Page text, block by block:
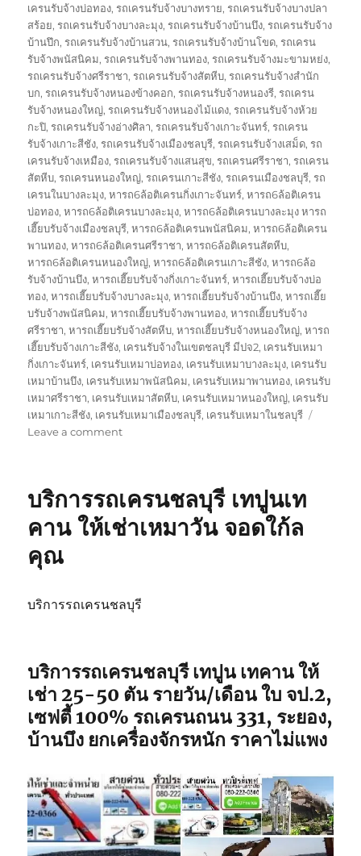
เครนรับจ้างบ่อทอง,รถเครนรับจ้างบางทราย,รถเครนรับจ้างบางปลา
สร้อย,รถเครนรับจ้างบางละมุง,รถเครนรับจ้างบ้านบึง,รถเครนรับจ้าง
บ้านปึก,รถเครนรับจ้างบ้านสวน,รถเครนรับจ้างบ้านโขด,รถเครน
รับจ้างพนัสนิคม,รถเครนรับจ้างพานทอง,รถเครนรับจ้างมะขามหย่ง,
รถเครนรับจ้างศรีราชา,รถเครนรับจ้างสัตหีบ,รถเครนรับจ้างสำนัก
บก,รถเครนรับจ้างหนองข้างคอก,รถเครนรับจ้างหนองรี,รถเครน
รับจ้างหนองใหญ่,รถเครนรับจ้างหนองไม้แดง,รถเครนรับจ้างห้วย
กะปิ,รถเครนรับจ้างอ่างศิลา,รถเครนรับจ้างเกาะจันทร์,รถเครน
รับจ้างเกาะสีชัง,รถเครนรับจ้างเมืองชลบุรี,รถเครนรับจ้างเสม็ด,รถ
เครนรับจ้างเหมือง,รถเครนรับจ้างแสนสุข,รถเครนศรีราชา,รถเครน
สัตหีบ,รถเครนหนองใหญ่,รถเครนเกาะสีชัง,รถเครนเมืองชลบุรี,รถ
เครนในบางละมุง,หารถ6ล้อติเครนกิ่งเกาะจันทร์,หารถ6ล้อติเครน
บ่อทอง,หารถ6ล้อติเครนบางละมุง,หารถ6ล้อติเครนบางละมุง หารถ
เฮี๊ยบรับจ้างเมืองชลบุรี,หารถ6ล้อติเครนพนัสนิคม,หารถ6ล้อติเครน
พานทอง,หารถ6ล้อติเครนศรีราชา,หารถ6ล้อติเครนสัตหีบ,
หารถ6ล้อติเครนหนองใหญ่,หารถ6ล้อติเครนเกาะสีชัง,หารถ6ล้อ
รับจ้างบ้านบึง,หารถเฮี๊ยบรับจ้างกิ่งเกาะจันทร์,หารถเฮี๊ยบรับจ้างบ่อ
ทอง,หารถเฮี๊ยบรับจ้างบางละมุง,หารถเฮี๊ยบรับจ้างบ้านบึง,หารถเฮี๊ย
บรับจ้างพนัสนิคม,หารถเฮี๊ยบรับจ้างพานทอง,หารถเฮี๊ยบรับจ้าง
ศรีราชา,หารถเฮี๊ยบรับจ้างสัตหีบ,หารถเฮี๊ยบรับจ้างหนองใหญ่,หารถ
เฮี๊ยบรับจ้างเกาะสีชัง, เครนรับจ้างในเขตชลบุรี มีปจ2, เครนรับเหมา
กิ่งเกาะจันทร์, เครนรับเหมาบ่อทอง, เครนรับเหมาบางละมุง, เครนรับ
เหมาบ้านบึง, เครนรับเหมาพนัสนิคม, เครนรับเหมาพานทอง, เครนรับ
เหมาศรีราชา, เครนรับเหมาสัตหีบ, เครนรับเหมาหนองใหญ่, เครนรับ
เหมาเกาะสีชัง, เครนรับเหมาเมืองชลบุรี, เครนรับเหมาในชลบุรี
Leave a commenton
รับจ้าง
รถ
เฮี๊ยบ
พิกัด
ใกล้
บริการรถเครนชลบุรี เทปูนเท
คาน ให้เช่าเหมาวัน จอดใก้ล
คุณ
บริการรถเครนชลบุรี
บริการรถเครนชลบุรี เทปูน เทคาน ให้
เช่า 25-50 ตัน รายวัน/เดือน ใบ จป.2,
เซฟตี้ 100% รถเครนถนน 331, ระยอง,
บ้านบึง ยกเครื่องจักรหนัก ราคาไม่แพง